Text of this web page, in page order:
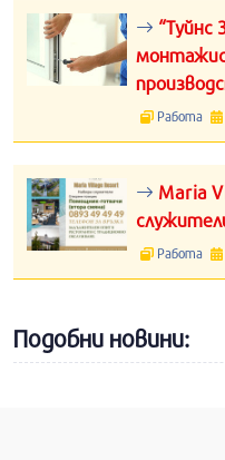
“Туйнс
Работа
Maria
Работа
Подобни новини: